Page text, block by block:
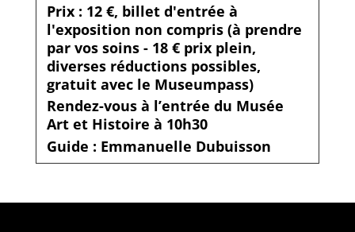
Prix : 12 €, billet d'entrée à
l'exposition non compris (à prendre
par vos soins - 18 € prix plein,
diverses réductions possibles,
gratuit avec le Museumpass)
Rendez-vous à l’entrée du Musée
Art et Histoire à 10h30
Guide : Emmanuelle Dubuisson